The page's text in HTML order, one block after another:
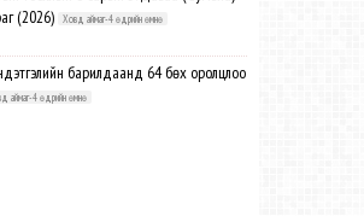
(2026)
Ховд аймаг-4 өдрийн өмнө
барилдаанд 64 бөх оролцлоо
аймаг-4 өдрийн өмнө